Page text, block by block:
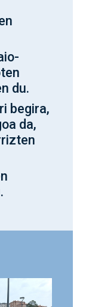
du.
begira,
da,